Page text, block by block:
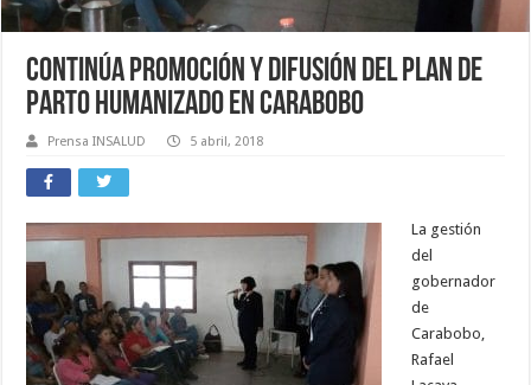
Continúa promoción y difusión del Plan de
Parto Humanizado en Carabobo
Prensa INSALUD 5 abril, 2018
La gestión
del
gobernador
de
Carabobo,
Rafael